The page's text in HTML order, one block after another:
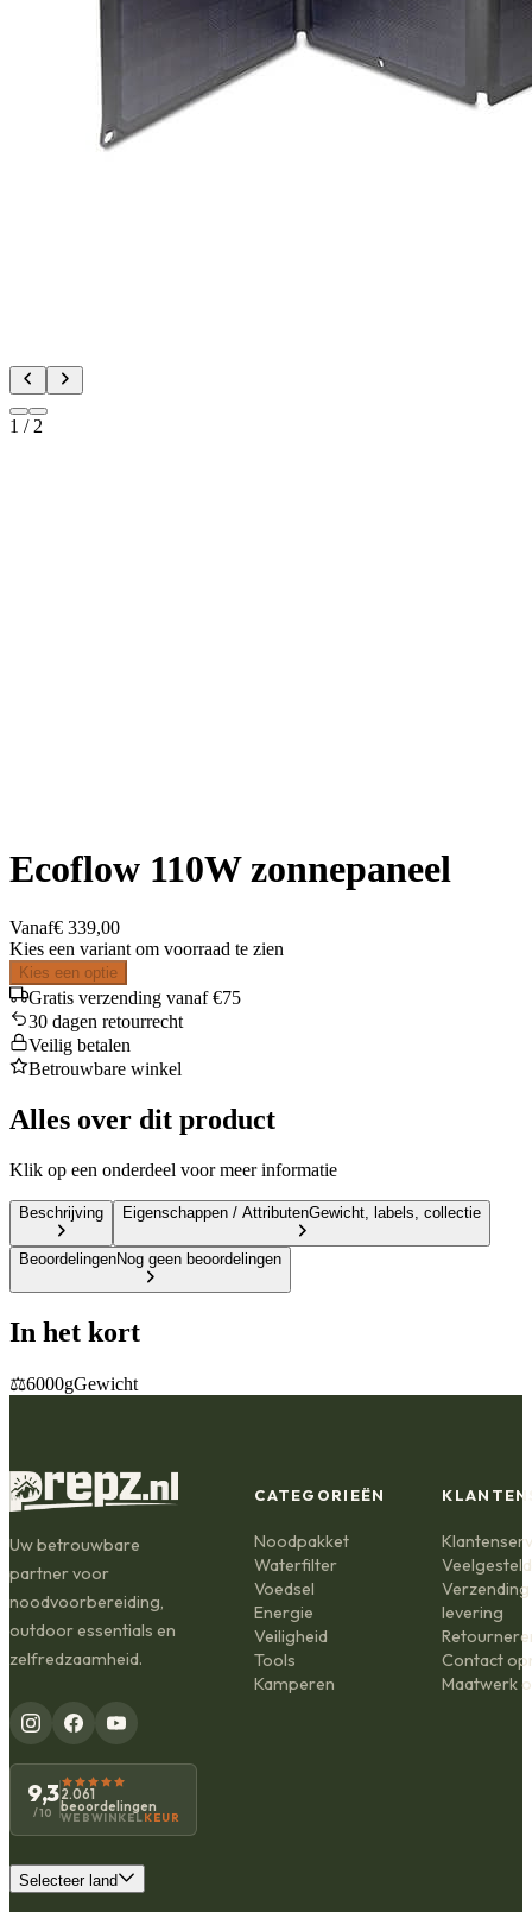
1 / 2
Ecoflow 110W zonnepaneel
Vanaf€ 339,00
Kies een variant om voorraad te zien
Kies een optie
Gratis verzending vanaf €75
30 dagen retourrecht
Veilig betalen
Betrouwbare winkel
Alles over dit product
Klik op een onderdeel voor meer informatie
Beschrijving Eigenschappen / AttributenGewicht, labels, collectie
BeoordelingenNog geen beoordelingen
In het kort
⚖️6000gGewicht
Uw betrouwbare
partner voor
noodvoorbereiding,
outdoor essentials en
zelfredzaamheid.
9,3
/10
2.061
beoordelingen
WEBWINKEL KEUR
Selecteer land
CATEGORIEËN
Noodpakket
Waterfilter
Voedsel
Energie
Veiligheid
Tools
Kamperen
Verzending
levering
Contact
Maatwerk